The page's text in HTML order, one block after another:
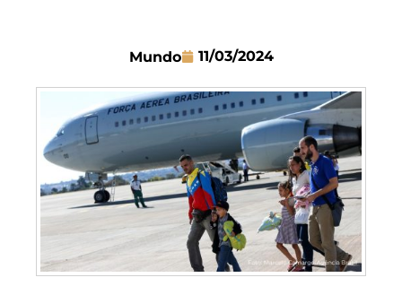
Mundo 11/03/2024